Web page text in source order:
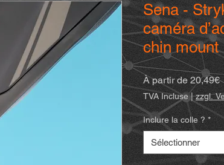
Sena -
caméra
chin mount
À partir de 20,49€
TVA Incluse|zzgl.
Inclure la colle ? *
Sélectionner